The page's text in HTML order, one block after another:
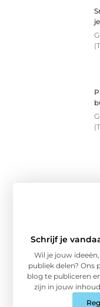
Schrijf je
Wil je jouw
publiek delen? Ons
blog te publiceren
zijn in jouw